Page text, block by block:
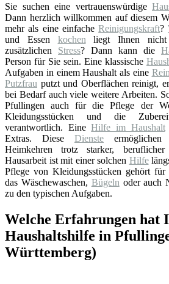
Sie suchen eine vertrauenswürdige
Dann herzlich willkommen auf diesem
mehr als eine einfacheReinigungskraft?
und Essen kochen liegt Ihnen nicht
zusätzlichen Stress? Dann kann die
Person für Sie sein. Eine klassische
Aufgaben in einem Haushalt als eine
Putzfrau putzt und Oberflächen reinigt,
bei Bedarf auch viele weitere Arbeiten.
Pfullingen auch für die Pflege der
Kleidungsstücken und die
verantwortlich. EineHilfe im Haushalt
Extras. Diese Dienste ermöglichen
Heimkehren trotz starker,
Hausarbeit ist mit einer solchen Hilfe
Pflege von Kleidungsstücken gehört für
das Wäschewaschen, Bügeln oder auch
zu den typischen Aufgaben.
Welche Erfahrungen hat
Haushaltshilfe in
Württemberg)